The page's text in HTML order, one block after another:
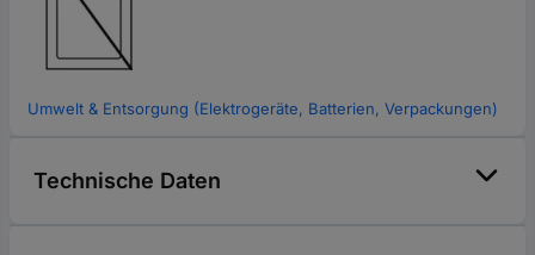
Umwelt & Entsorgung (Elektrogeräte, Batterien, Verpackungen)
Technische Daten